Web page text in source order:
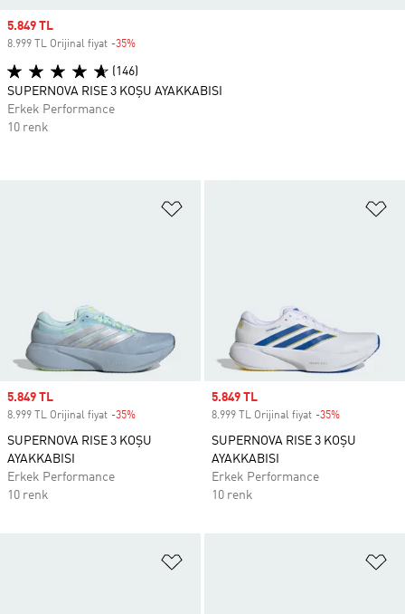
Sale price
5.849 TL
8.999 TL Orijinal fiyat -35%
SUPERNOVA RISE 3 KOŞU
AYAKKABISI
Erkek Performance
10 renk
Sale price
5.849 TL
8.999 TL Orijinal fiyat -35%
SUPERNOVA RISE 3 KOŞU
AYAKKABISI
Erkek Performance
10 renk
Sale price
5.849 TL
8.999 TL Orijinal fiyat -35%
(146)
SUPERNOVA RISE 3 KOŞU AYAKKABISI
Erkek Performance
10 renk